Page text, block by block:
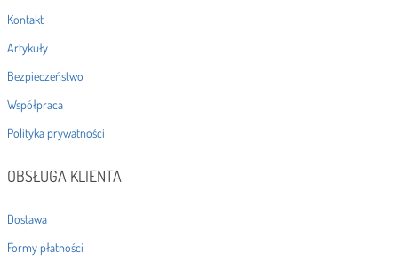
Kontakt
Artykuły
Bezpieczeństwo
Współpraca
Polityka prywatności
OBSŁUGA KLIENTA
Dostawa
Formy płatności